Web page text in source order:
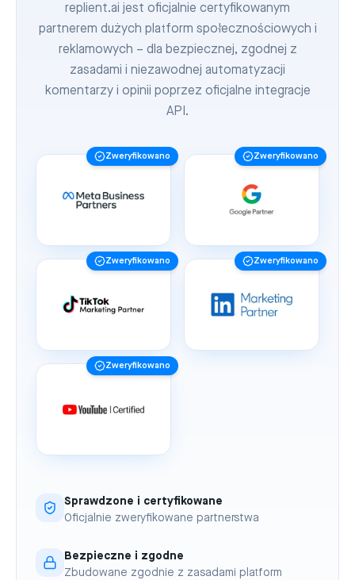
replient.ai jest oficjalnie certyfikowanym
partnerem dużych platform społecznościowych i
reklamowych – dla bezpiecznej, zgodnej z
zasadami i niezawodnej automatyzacji
komentarzy i opinii poprzez oficjalne integracje
API.
Zweryfikowano Zweryfikowano
Zweryfikowano Zweryfikowano
Zweryfikowano
Sprawdzone i certyfikowane
Oficjalnie zweryfikowane partnerstwa
Bezpieczne i zgodne
Zbudowane zgodnie z zasadami platform